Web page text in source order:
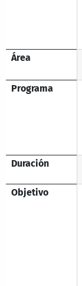
Área
Programa
Duración
Objetivo